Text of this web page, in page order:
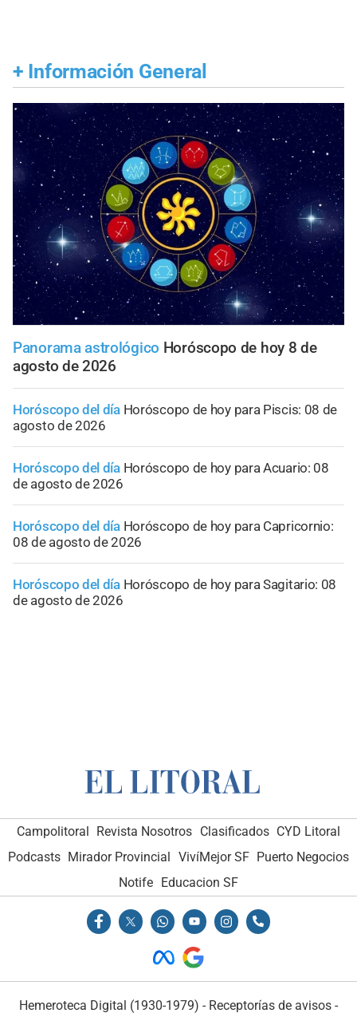
+ Información General
Panorama astrológico Horóscopo de hoy 8 de
agosto de 2026
Horóscopo del día Horóscopo de hoy para Piscis: 08 de
agosto de 2026
Horóscopo del día Horóscopo de hoy para Acuario: 08
de agosto de 2026
Horóscopo del día Horóscopo de hoy para Capricornio:
08 de agosto de 2026
Horóscopo del día Horóscopo de hoy para Sagitario: 08
de agosto de 2026
Campolitoral Revista Nosotros Clasificados CYD Litoral
Podcasts Mirador Provincial VivíMejor SF Puerto Negocios
Notife Educacion SF
Hemeroteca Digital (1930-1979) - Receptorías de avisos -